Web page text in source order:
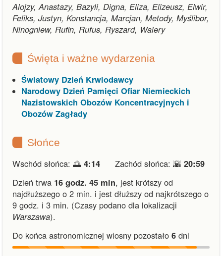
Alojzy, Anastazy, Bazyli, Digna, Eliza, Elizeusz, Elwir,
Feliks, Justyn, Konstancja, Marcjan, Metody, Myślibor,
Ninogniew, Rufin, Rufus, Ryszard, Walery
Święta i ważne wydarzenia
Światowy Dzień Krwiodawcy
Narodowy Dzień Pamięci Ofiar Niemieckich
Nazistowskich Obozów Koncentracyjnych i
Obozów Zagłady
Słońce
Wschód słońca: 🌅 4:14 Zachód słońca: 🌇 20:59
Dzień trwa 16 godz. 45 min, jest krótszy od
najdłuższego o 2 min. i jest dłuższy od najkrótszego o
9 godz. i 3 min. (Czasy podano dla lokalizacji
Warszawa).
Do końca astronomicznej wiosny pozostało 6 dni